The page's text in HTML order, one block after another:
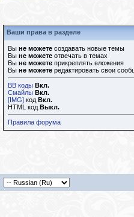
Ваши права в разделе
Вы не можете создавать новые темы
Вы не можете отвечать в темах
Вы не можете прикреплять вложения
Вы не можете редактировать свои
BB коды Вкл.
Смайлы Вкл.
[IMG] код Вкл.
HTML код Выкл.
Правила форума